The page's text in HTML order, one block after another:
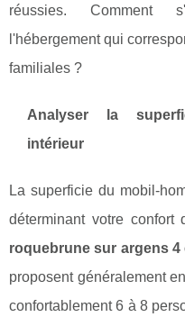
réussies. Comment
l'hébergement qui
familiales ?
Analyser la
intérieur
La superficie du mobil-
déterminant votre confort
roquebrune sur argens 4
proposent généralement
confortablement 6 à 8